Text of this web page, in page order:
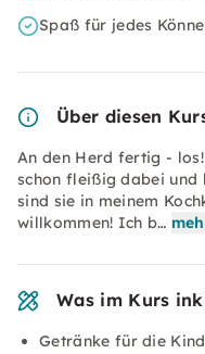
Spaß für jedes
Über diesen
An den Herd fertig -
schon fleißig dabei und
sind sie in meinem
willkommen! Ich b…
Was im Kurs
Getränke für die